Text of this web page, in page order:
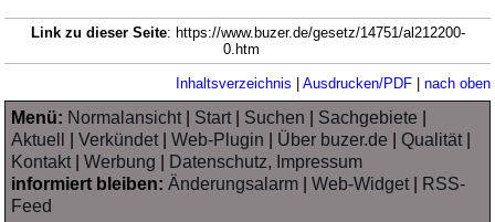
Link zu dieser Seite: https://www.buzer.de/gesetz/14751/al212200-
0.htm
Inhaltsverzeichnis | Ausdrucken/PDF| nach oben
Menü: Normalansicht| Start| Suchen Sachgebiete
Aktuell
|Verkündet|Web-Plugin Über buzer.de |Qualität|
Kontakt|Werbung
Datenschutz, Impressum
informiert bleiben: Änderungsalarm |Web-Widget|
RSS-
Feed